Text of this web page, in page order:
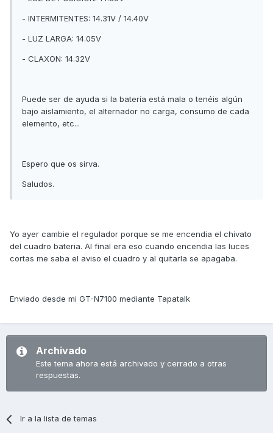
- INTERMITENTES: 14.31V / 14.40V
- LUZ LARGA: 14.05V
- CLAXON: 14.32V
Puede ser de ayuda si la batería está mala o tenéis algún
bajo aislamiento, el alternador no carga, consumo de cada
elemento, etc...
Espero que os sirva.
Saludos.
Yo ayer cambie el regulador porque se me encendia el chivato
del cuadro bateria. Al final era eso cuando encendia las luces
cortas me saba el aviso el cuadro y al quitarla se apagaba.
Enviado desde mi GT-N7100 mediante Tapatalk
Archivado
Este tema ahora está archivado y cerrado a otras
respuestas.
Ir a la lista de temas